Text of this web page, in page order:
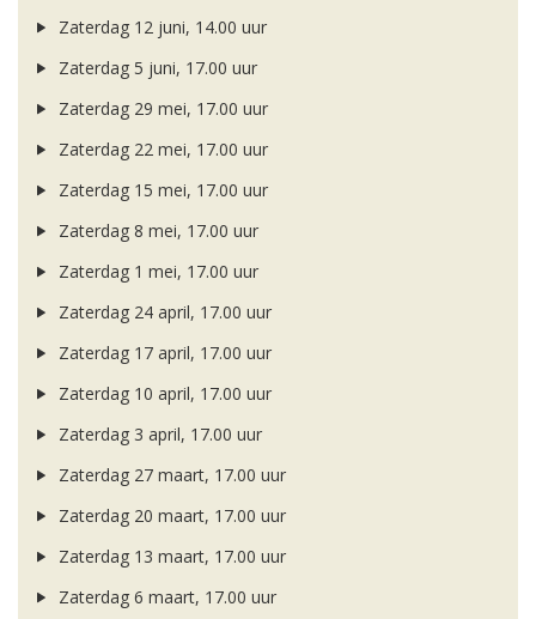
Zaterdag 12 juni, 14.00 uur
Zaterdag 5 juni, 17.00 uur
Zaterdag 29 mei, 17.00 uur
Zaterdag 22 mei, 17.00 uur
Zaterdag 15 mei, 17.00 uur
Zaterdag 8 mei, 17.00 uur
Zaterdag 1 mei, 17.00 uur
Zaterdag 24 april, 17.00 uur
Zaterdag 17 april, 17.00 uur
Zaterdag 10 april, 17.00 uur
Zaterdag 3 april, 17.00 uur
Zaterdag 27 maart, 17.00 uur
Zaterdag 20 maart, 17.00 uur
Zaterdag 13 maart, 17.00 uur
Zaterdag 6 maart, 17.00 uur